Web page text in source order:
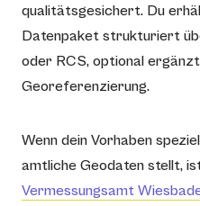
qualitätsgesichert. Du
Datenpaket strukturiert
oder RCS, optional
Georeferenzierung.
Wenn dein Vorhaben
amtliche Geodaten stellt,
Vermessungsamt